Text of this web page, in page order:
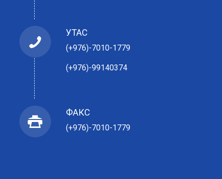
УТАС
(+976)-7010-1779
(+976)-99140374
ФАКС
(+976)-7010-1779